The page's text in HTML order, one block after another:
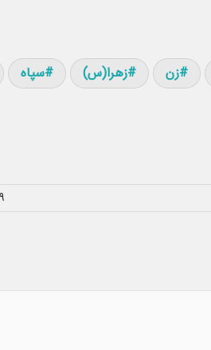
زن زهرا(س) سپاه